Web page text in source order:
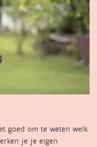
goed om te weten welk
je je eigen